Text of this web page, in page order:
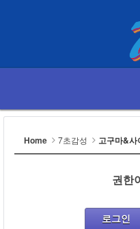
메뉴 건너뛰기
본문시작
Home 7초감성 고구마&사
권한
로그인